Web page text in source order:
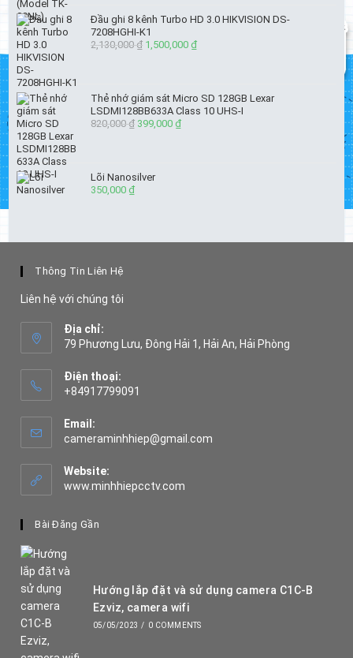
Đầu ghi 8 kênh Turbo HD 3.0 HIKVISION DS-
7208HGHI-K1
2,130,000₫ Giá
1,500,000 ₫Giá
1,500,000 ₫.
Thẻ nhớ giám sát Micro SD 128GB Lexar
LSDMI128BB633A Class 10 UHS-I
820,000₫ Giá
399,000 ₫Giá
Lõi Nanosilver
350,000 ₫
Thông Tin Liên Hệ
Liên hệ với chúng tôi
Địa chỉ:
79 Phương Lưu, Đông Hải 1, Hải An, Hải Phòng
Điện thoại:
+84917799091
in
Email:
cameraminhhiep@gmail.com
Website:
www.minhhiepcctv.com
Bài Đăng Gần
Hướng lắp đặt và sử dụng camera C1C-B
Ezviz, camera wifi
05/05/2023 / 0 COMMENTS